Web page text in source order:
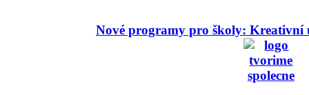
Nové programy pro školy: Kreativní